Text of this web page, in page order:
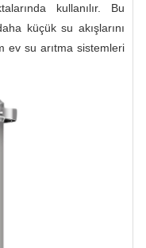
kullanılır. Bu
küçük su akışlarını
ev su arıtma sistemleri